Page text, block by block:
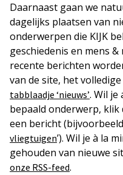
Daarnaast gaan we
dagelijks plaatsen van
onderwerpen die KIJK
geschiedenis en mens
recente berichten
van de site, het
tabblaadje ‘nieuws’. Wil je
bepaald onderwerp, klik
een bericht (bijvoorbeeld
vliegtuigen’). Wil je à la
gehouden van nieuwe
onze RSS-feed.